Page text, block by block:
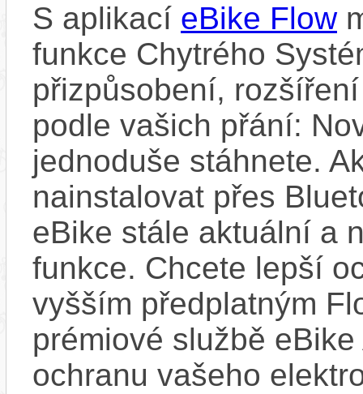
S aplikací eBike Flow
funkce Chytrého
přizpůsobení,
podle vašich přání:
jednoduše stáhnete.
nainstalovat přes
eBike stále aktuální a
funkce. Chcete lepší
vyšším předplatným
prémiové službě
ochranu vašeho